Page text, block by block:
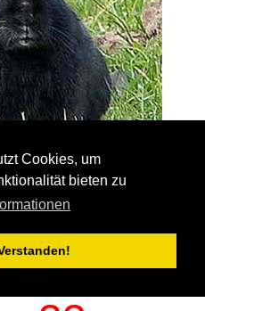
Cookies, um
bieten zu
Datum heute ist:
10. August 2026